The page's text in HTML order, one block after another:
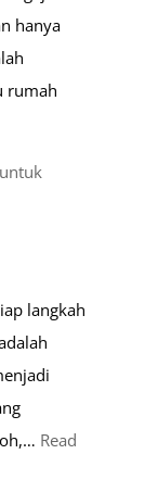
hanya
rumah
langkah
Read